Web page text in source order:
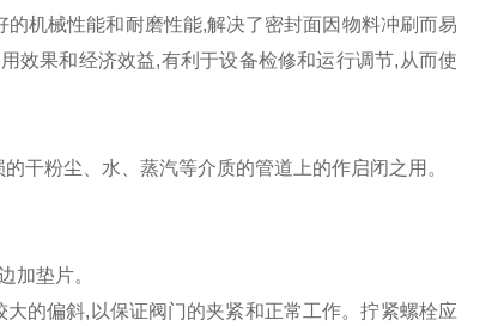
机械性能和耐磨性能,解决了密封面因物料冲刷而易
效果和经济效益,有利于设备检修和运行调节,从而使
干粉尘、水、蒸汽等介质的管道上的作启闭之用。
加垫片。
的偏斜,以保证阀门的夹紧和正常工作。拧紧螺栓应